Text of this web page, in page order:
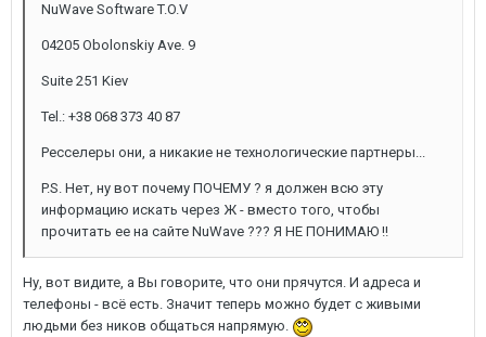
NuWave Software T.O.V
04205 Obolonskiy Ave. 9
Suite 251 Kiev
Tel.: +38 068 373 40 87
Ресселеры они, а никакие не технологические партнеры...
P.S. Нет, ну вот почему ПОЧЕМУ ? я должен всю эту
информацию искать через Ж - вместо того, чтобы
прочитать ее на сайте NuWave ??? Я НЕ ПОНИМАЮ !!
Ну, вот видите, а Вы говорите, что они прячутся. И адреса и
телефоны - всё есть. Значит теперь можно будет с живыми
людьми без ников общаться напрямую.